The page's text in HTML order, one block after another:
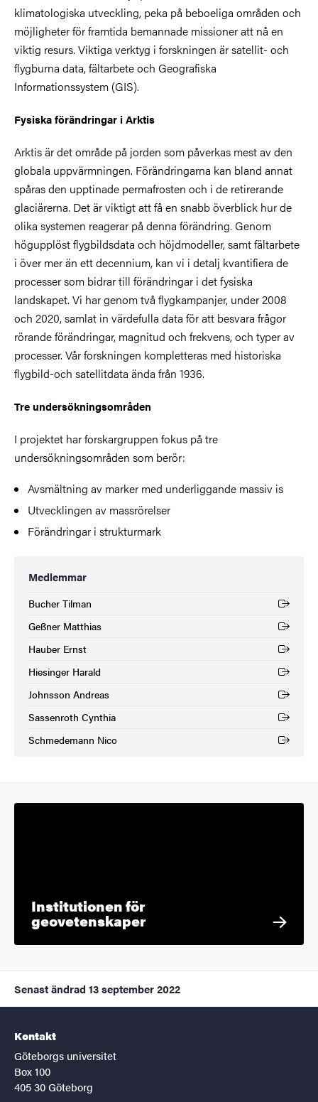
klimatologiska utveckling, peka på beboeliga områden och
möjligheter för framtida bemannade missioner att nå en
viktig resurs. Viktiga verktyg i forskningen är satellit- och
flygburna data, fältarbete och Geografiska
Informationssystem (GIS).
Fysiska förändringar i Arktis
Arktis är det område på jorden som påverkas mest av den
globala uppvärmningen. Förändringarna kan bland annat
spåras den upptinade permafrosten och i de retirerande
glaciärerna. Det är viktigt att få en snabb överblick hur de
olika systemen reagerar på denna förändring. Genom
högupplöst flygbildsdata och höjdmodeller, samt fältarbete
i över mer än ett decennium, kan vi i detalj kvantifiera de
processer som bidrar till förändringar i det fysiska
landskapet. Vi har genom två flygkampanjer, under 2008
och 2020, samlat in värdefulla data för att besvara frågor
rörande förändringar, magnitud och frekvens, och typer av
processer. Vår forskningen kompletteras med historiska
flygbild-och satellitdata ända från 1936.
Tre undersökningsområden
I projektet har forskargruppen fokus på tre
undersökningsområden som berör:
Avsmältning av marker med underliggande massiv is
Utvecklingen av massrörelser
Förändringar i strukturmark
Medlemmar
Bucher Tilman
(Extern länk)
Geßner Matthias
(Extern länk)
Hauber Ernst
(Extern länk)
Hiesinger Harald
(Extern länk)
Johnsson Andreas
(Extern länk)
Sassenroth Cynthia
(Extern länk)
Schmedemann Nico
(Extern länk)
Institutionen för
geovetenskaper
Senast ändrad 13 september 2022
Kontakt
Göteborgs universitet
Box 100
405 30 Göteborg